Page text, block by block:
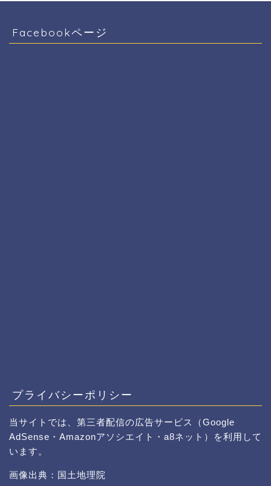
Facebookページ
プライバシーポリシー
当サイトでは、第三者配信の広告サービス（Google
AdSense・Amazonアソシエイト・a8ネット）を利用して
います。
画像出典：国土地理院